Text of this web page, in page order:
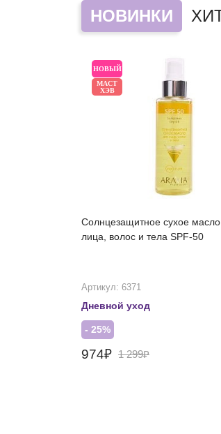
НОВИНКИ
НОВЫЙ
МАСТ
ХЭВ
Солнцезащитное сухое
лица, волос и тела SPF-50
Артикул: 6371
Дневной уход
- 25%
974₽ 1 299₽